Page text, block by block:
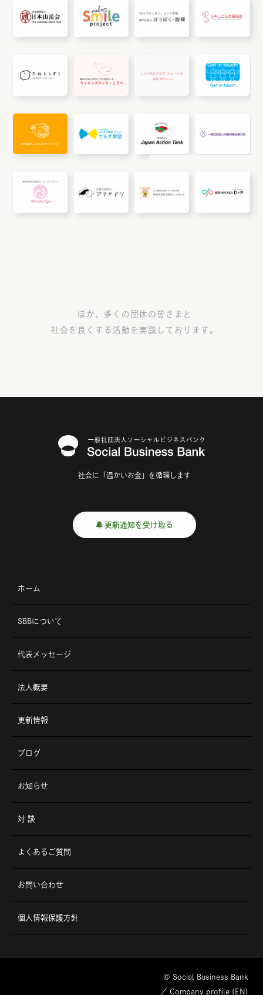
ほか、多くの団体の皆さまと
社会を良くする活動を実践しております。
社会に「温かいお金」を循環します
更新通知を受け取る
ホーム
SBBについて
代表メッセージ
法人概要
更新情報
ブログ
お知らせ
対 談
よくあるご質問
お問い合わせ
個人情報保護方針
© Social Business Bank
／ Company profile (EN)